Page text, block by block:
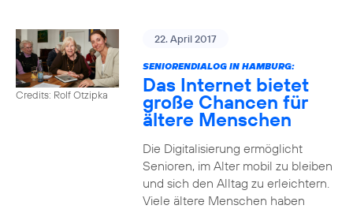
Credits: Rolf Otzipka
22. April 2017
SENIORENDIALOG IN HAMBURG:
Das Internet bietet
große Chancen für
ältere Menschen
Die Digitalisierung ermöglicht
Senioren, im Alter mobil zu bleiben
und sich den Alltag zu erleichtern.
Viele ältere Menschen haben